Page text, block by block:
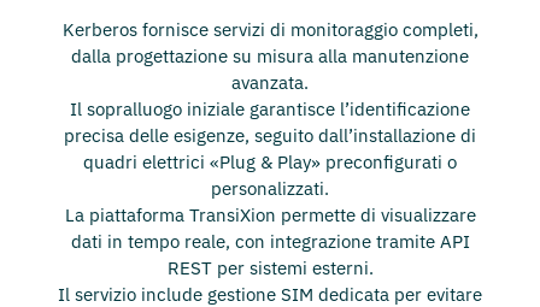
Kerberos fornisce servizi di monitoraggio completi,
dalla progettazione su misura alla manutenzione
avanzata.
Il sopralluogo iniziale garantisce l’identificazione
precisa delle esigenze, seguito dall’installazione di
quadri elettrici «Plug & Play» preconfigurati o
personalizzati.
La piattaforma TransiXion permette di visualizzare
dati in tempo reale, con integrazione tramite API
REST per sistemi esterni.
Il servizio include gestione SIM dedicata per evitare